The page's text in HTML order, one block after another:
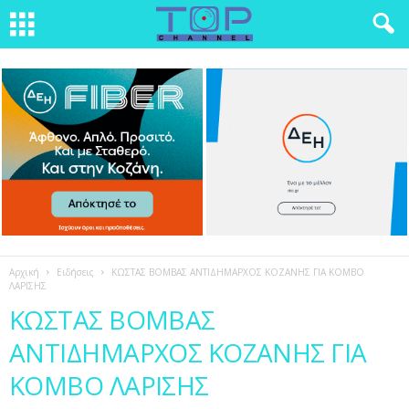
Αρχική Ειδήσεις
ΚΩΣΤΑΣ ΒΟΜΒΑΣ ΑΝΤΙΔΗΜΑΡΧΟΣ ΚΟΖΑΝΗΣ ΓΙΑ ΚΟΜΒΟ
ΛΑΡΙΣΗΣ
ΚΩΣΤΑΣ ΒΟΜΒΑΣ
ΑΝΤΙΔΗΜΑΡΧΟΣ ΚΟΖΑΝΗΣ ΓΙΑ
ΚΟΜΒΟ ΛΑΡΙΣΗΣ